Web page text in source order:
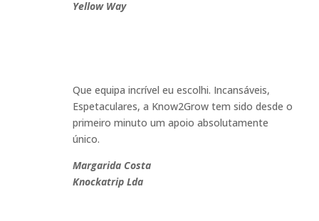
Yellow Way
Que equipa incrível eu escolhi. Incansáveis,
Espetaculares, a Know2Grow tem sido desde o
primeiro minuto um apoio absolutamente
único.
Margarida Costa
Knockatrip Lda